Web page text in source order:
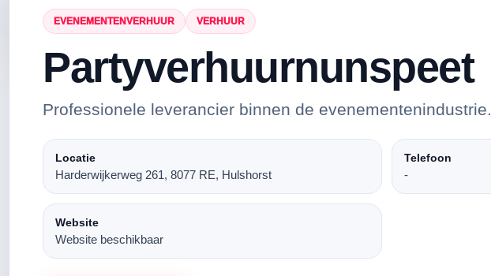
EVENEMENTENVERHUUR VERHUUR
Partyverhuurnunspeet
Professionele leverancier binnen de evenementenindustrie.
Locatie
Harderwijkerweg 261, 8077 RE, Hulshorst
Telefoon
-
Website
Website beschikbaar